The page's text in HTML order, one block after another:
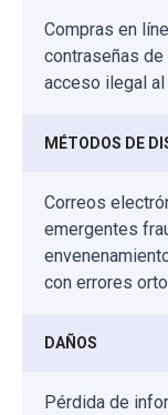
Compras en
contraseñas
acceso ilegal al
MÉTODOS DE
Correos
emergentes
con errores
DAÑOS
Pérdida de